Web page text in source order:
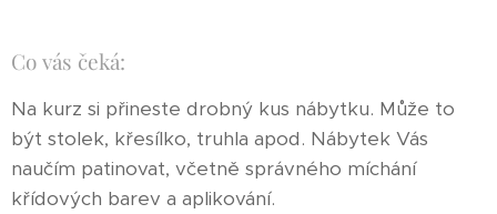
Co vás čeká:
Na kurz si přineste drobný kus nábytku. Může to
být stolek, křesílko, truhla apod. Nábytek Vás
naučím patinovat, včetně správného míchání
křídových barev a aplikování.